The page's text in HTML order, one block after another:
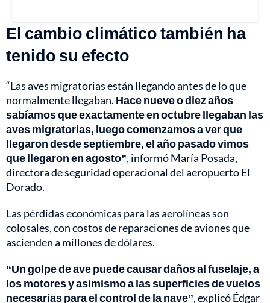
El cambio climático también ha
tenido su efecto
“Las aves migratorias están llegando antes de lo que
normalmente llegaban. Hace nueve o diez años
sabíamos que exactamente en octubre llegaban las
aves migratorias, luego comenzamos a ver que
llegaron desde septiembre, el año pasado vimos
que llegaron en agosto”, informó María Posada,
directora de seguridad operacional del aeropuerto El
Dorado.
Las pérdidas económicas para las aerolíneas son
colosales, con costos de reparaciones de aviones que
ascienden a millones de dólares.
“Un golpe de ave puede causar daños al fuselaje, a
los motores y asimismo a las superficies de vuelos
necesarias para el control de la nave”, explicó Édgar